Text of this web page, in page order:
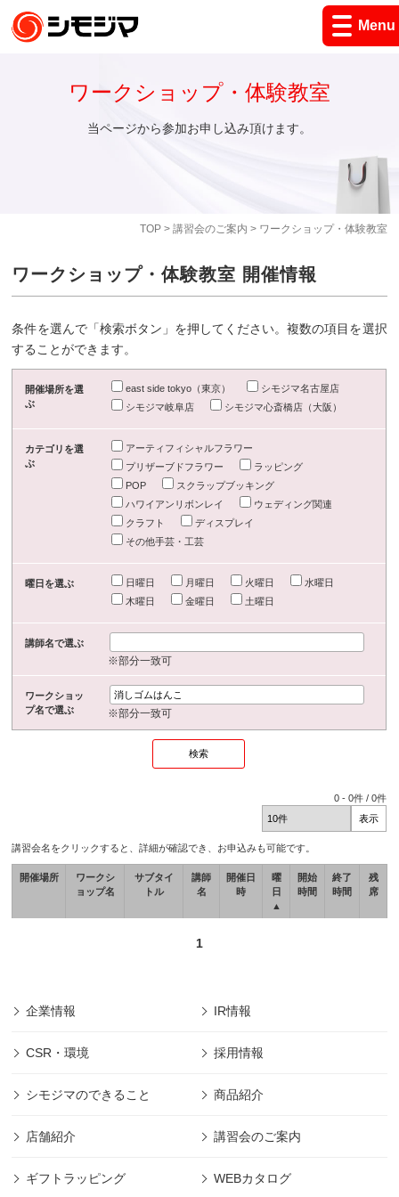
Menu
TOP> 講習会のご案内 > ワークショップ・体験教室
ワークショップ・体験教室
当ページから参加お申し込み頂けます。
ワークショップ・体験教室 開催情報
条件を選んで「検索ボタン」を押してください。複数の項目を選択
することができます。
開催場所を選
ぶ
east side tokyo（東京）
シモジマ名古屋店
シモジマ岐阜店
シモジマ心斎橋店（大阪）
カテゴリを選
ぶ
アーティフィシャルフラワー
プリザーブドフラワー
ラッピング
POP
スクラップブッキング
ハワイアンリボンレイ
ウェディング関連
クラフト
ディスプレイ
その他手芸・工芸
曜日を選ぶ 日曜日 月曜日 火曜日
水曜日
木曜日
金曜日 土曜日
講師名で選ぶ
※部分一致可
ワークショッ
プ名で選ぶ
※部分一致可
0 -0件 /0件
講習会名をクリックすると、詳細が確認でき、お申込みも可能です。
開催場所
ワークシ
ョップ名
サブタイ
トル
講師
名
開催日
時
曜
日
▲
開始
時間
終了
時間
残
席
1
企業情報 IR情報
CSR・環境 採用情報
シモジマのできること 商品紹介
店舗紹介 講習会のご案内
ギフトラッピング WEBカタログ